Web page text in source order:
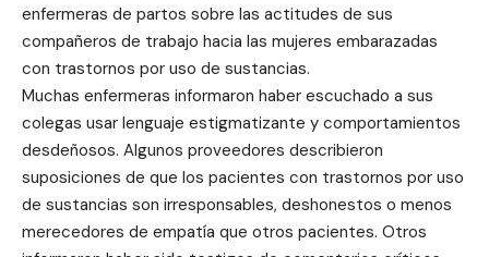
enfermeras de partos sobre las actitudes de sus
compañeros de trabajo hacia las mujeres embarazadas
con trastornos por uso de sustancias.
Muchas enfermeras informaron haber escuchado a sus
colegas usar lenguaje estigmatizante y comportamientos
desdeñosos. Algunos proveedores describieron
suposiciones de que los pacientes con trastornos por uso
de sustancias son irresponsables, deshonestos o menos
merecedores de empatía que otros pacientes. Otros